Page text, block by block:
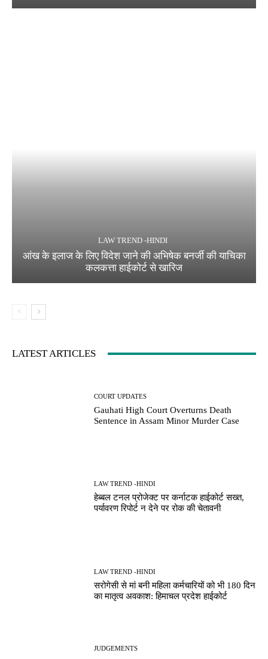
LAW TREND -HINDI
आंख के इलाज के लिए विदेश जाने की अभिषेक बनर्जी की याचिका
कलकत्ता हाईकोर्ट से खारिज
LATEST ARTICLES
COURT UPDATES
Gauhati High Court Overturns Death
Sentence in Assam Minor Murder Case
LAW TREND -HINDI
हेब्बल टनल प्रोजेक्ट पर कर्नाटक हाईकोर्ट सख्त,
पर्यावरण रिपोर्ट न देने पर रोक की चेतावनी
LAW TREND -HINDI
सरोगेसी से मां बनी महिला कर्मचारियों को भी 180 दिन
का मातृत्व अवकाश: हिमाचल प्रदेश हाईकोर्ट
JUDGEMENTS